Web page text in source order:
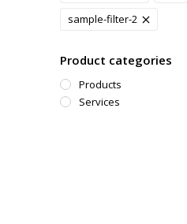
sample-filter-2
Product categories
Products
Services